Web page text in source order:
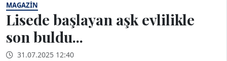
MAGAZIN
Lisede başlayan aşk evlilikle
son buldu...
31.07.2025 12:40